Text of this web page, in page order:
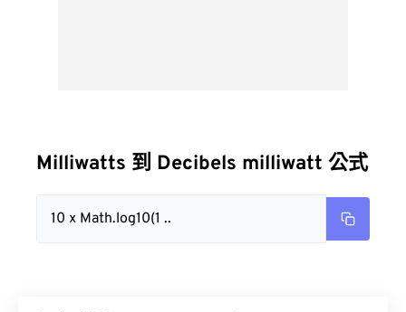
Milliwatts 到 Decibels milliwatt 公式
10 x Math.log10(1 ..